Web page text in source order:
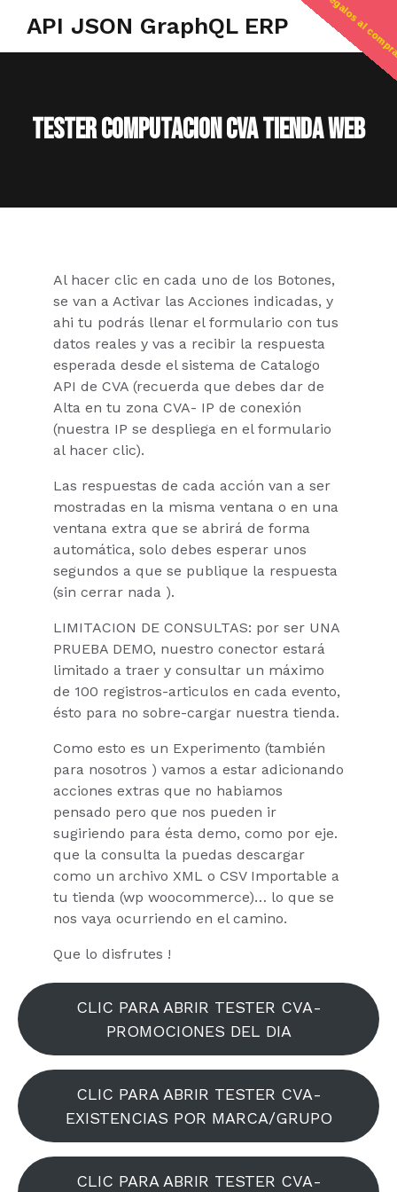
API JSON GraphQL ERP
Tester Computacion CVA tienda web
Al hacer clic en cada uno de los Botones,
se van a Activar las Acciones indicadas, y
ahi tu podrás llenar el formulario con tus
datos reales y vas a recibir la respuesta
esperada desde el sistema de Catalogo
API de CVA (recuerda que debes dar de
Alta en tu zona CVA- IP de conexión
(nuestra IP se despliega en el formulario
al hacer clic).
Las respuestas de cada acción van a ser
mostradas en la misma ventana o en una
ventana extra que se abrirá de forma
automática, solo debes esperar unos
segundos a que se publique la respuesta
(sin cerrar nada ).
LIMITACION DE CONSULTAS: por ser UNA
PRUEBA DEMO, nuestro conector estará
limitado a traer y consultar un máximo
de 100 registros-articulos en cada evento,
ésto para no sobre-cargar nuestra tienda.
Como esto es un Experimento (también
para nosotros ) vamos a estar adicionando
acciones extras que no habiamos
pensado pero que nos pueden ir
sugiriendo para ésta demo, como por eje.
que la consulta la puedas descargar
como un archivo XML o CSV Importable a
tu tienda (wp woocommerce)… lo que se
nos vaya ocurriendo en el camino.
Que lo disfrutes !
CLIC PARA ABRIR TESTER CVA-
PROMOCIONES DEL DIA
CLIC PARA ABRIR TESTER CVA-
EXISTENCIAS POR MARCA/GRUPO
CLIC PARA ABRIR TESTER CVA-
regalos al